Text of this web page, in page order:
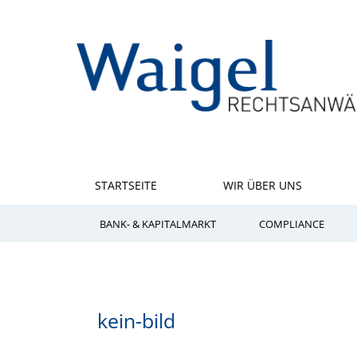
STARTSEITE WIR ÜBER UNS
BANK- & KAPITALMARKT COMPLIANCE
kein-bild